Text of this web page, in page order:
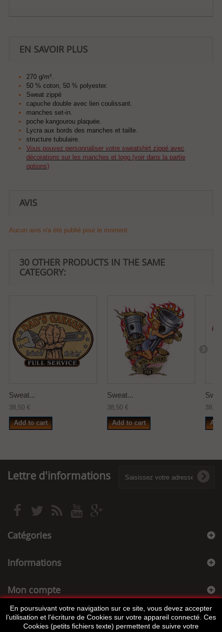
EN SAVOIR PLUS
270 g/m².
50 % coton, 50 % polyester.
Sweat zippé
capuche double avec lien coulissant.
manches set-in.
poche kangourou plaquée.
Lycra aux bords des manches et taille.
structure tubulaire.
Vous pouvez personnaliser votre sweatshirt zippé avec
décorations sur les manches et logo (voir dans la partie
options)
AVIS
Aucun avis n'a été publié pour le moment.
30 OTHER PRODUCTS IN THE SAME
CATEGORY:
Sweat...
38,50 €
Add to cart
Sweat...
38,50 €
Add to cart
Lettre d'informations
Catégories
Informations
Mon compte
Informations sur votre boutique
En poursuivant votre navigation sur ce site, vous devez accepter
l’utilisation et l'écriture de Cookies sur votre appareil connecté. Ces
Cookies (petits fichiers texte) permettent de suivre votre